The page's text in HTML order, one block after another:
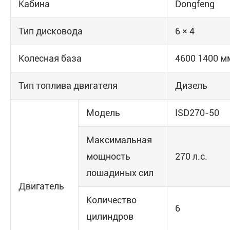
Кабина Dongfeng
Тип дисковода 6 × 4
Колесная база 4600 1400
Тип топлива двигателя Дизель
Двигатель
Модель ISD270-50
Максимальная
мощность
лошадиных сил
270 л.с.
Количество
цилиндров
6